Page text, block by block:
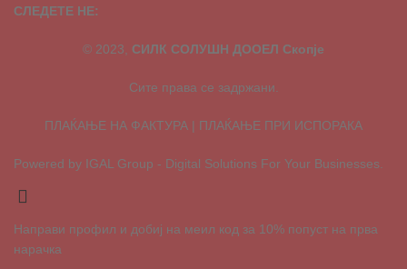
СЛЕДЕТЕ НЕ:
© 2023, СИЛК СОЛУШН ДООЕЛ Скопје
Сите права се задржани.
ПЛАЌАЊЕ НА ФАКТУРА | ПЛАЌАЊЕ ПРИ ИСПОРАКА
Powered by IGAL Group - Digital Solutions For Your Businesses.
Направи профил и добиј на меил код за 10% попуст на прва
нарачка